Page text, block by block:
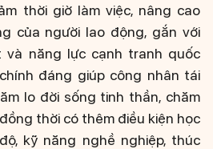
thời giờ làm việc, nâng cao
của người lao động, gắn với
và năng lực cạnh tranh quốc
đáng giúp công nhân tái
lo đời sống tinh thần, chăm
thời có thêm điều kiện học
kỹ năng nghề nghiệp, thúc